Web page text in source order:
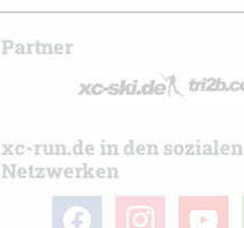
Partner
xc-run.de in den sozialen
Netzwerken
facebookinstagramyoutube